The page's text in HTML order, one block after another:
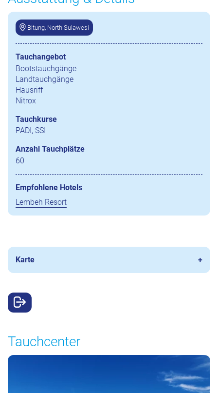
Bitung, North Sulawesi
Tauchangebot
Bootstauchgänge
Landtauchgänge
Hausriff
Nitrox
Tauchkurse
PADI, SSI
Anzahl Tauchplätze
60
Empfohlene Hotels
Lembeh Resort
Karte
Tauchcenter